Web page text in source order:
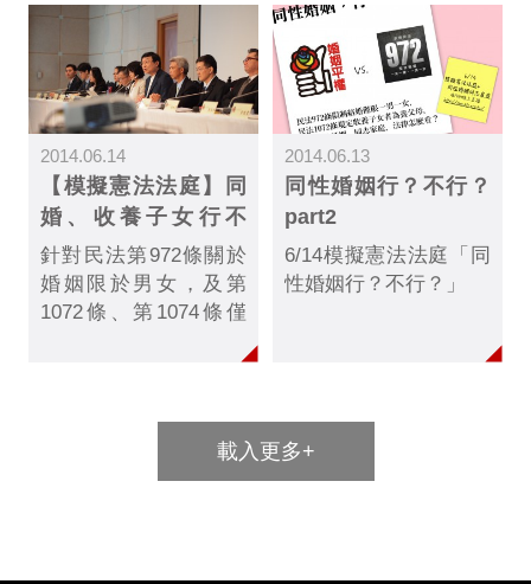
的稱謂，大法官認為並
不限制收養自由，判定
並不違憲。
婚、同志家庭收養子
女，討論相關規定是否
違反憲法保障之基本人
權，並於6月14日進行
言詞辯論。過往正反兩
方意見甚少正面交鋒，
因此此次辯論備受矚
目，但反方突然於前一
天晚上發表退出聲明，
但言詞辯論仍在一方缺
席的情況下照常舉行。
認為就是憲法權利，有
感情基礎並不自動構成
權利基礎。
2014.06.14
【模擬憲法法庭】同
婚、收養子女行不
行？ 聲請方意見
針對民法第972條關於
婚姻限於男女，及第
1072條、第1074條僅
規定是否違憲，6/14由
「模擬憲法法庭」進行
言詞辯論，雖然反方
（機關方）訴訟代理人
2014.06.13
同性婚姻行？不行？
part2
6/14模擬憲法法庭「同
性婚姻行？不行？」
載入更多+